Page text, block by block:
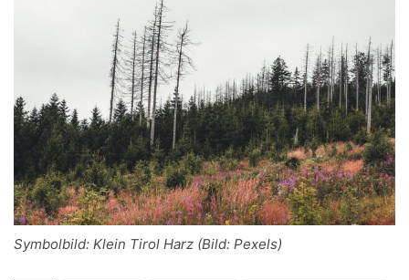
Symbolbild: Klein Tirol Harz (Bild: Pexels)